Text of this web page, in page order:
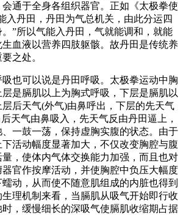
通于全身各组织器官。正如《太极拳使
入丹田，丹田为气总机关，由此分运四
”所以气能入丹田，气就能调和，就能
血液以营养四肢躯骸。故丹田是传统养
之处。
可以说是丹田呼吸。太极拳运动中胸
是膈肌以上为胸式呼吸，下层是膈肌以
后天气(外气)由鼻呼出，下层的先天气
天气由鼻吸入，先天气反由丹田逼上，
一鼓一荡，保持虚胸实腹的状态。由于
活动幅度显著加大，不仅改变胸腔与腹
，使体内气体交换能力加强，而且也对
官作按摩活动，并使胸腔中负压大幅度
动，从而使不随意肌组成的内脏也得到
理机制来看，当膈肌从吸气开始即行收
，缓慢细长的深吸气使膈肌收缩期占据